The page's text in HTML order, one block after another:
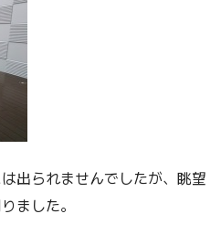
出られませんでしたが、眺望
ました。